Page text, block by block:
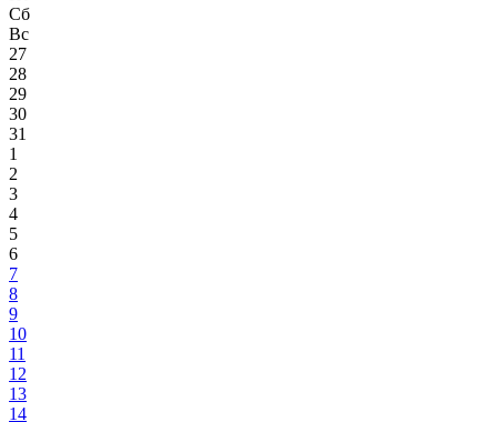
Сб
Вс
27
28
29
30
31
1
2
3
4
5
6
7
8
9
10
11
12
13
14